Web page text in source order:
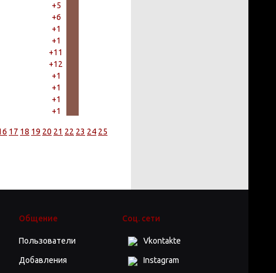
+5
+6
+1
+1
+11
+12
+1
+1
+1
+1
17 18 19 20 21 22 23 24 25
Общение
Пользователи
Добавления
Соц. сети
Vkontakte
Instagram